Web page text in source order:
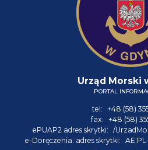
Urząd Morski
PORTAL
tel: +48 (58)
fax: +48 (58)
ePUAP2 adres skrytki: /
e-Doręczenia: adres skrytki: